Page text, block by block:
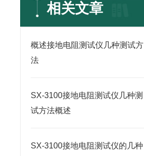
相关文章
概述接地电阻测试仪几种测试方
法
SX-3100接地电阻测试仪几种测
试方法概述
SX-3100接地电阻测试仪的几种